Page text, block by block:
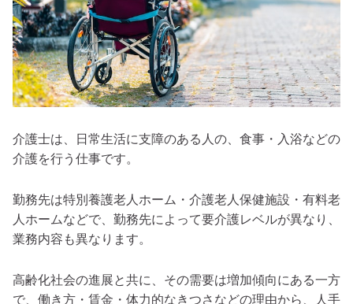
介護士は、日常生活に支障のある人の、食事・入浴などの
介護を行う仕事です。
勤務先は特別養護老人ホーム・介護老人保健施設・有料老
人ホームなどで、勤務先によって要介護レベルが異なり、
業務内容も異なります。
高齢化社会の進展と共に、その需要は増加傾向にある一方
で、働き方・賃金・体力的なきつさなどの理由から、人手